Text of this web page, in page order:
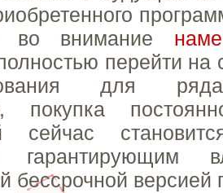
во внимание
перейти на
для
покупка
сейчас
гарантирующим
бессрочной